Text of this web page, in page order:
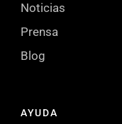
Noticias
Prensa
Blog
AYUDA